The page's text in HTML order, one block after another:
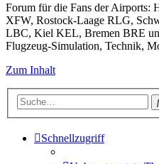
Forum für die Fans der Airports:
XFW, Rostock-Laage RLG,
LBC, Kiel KEL, Bremen BRE
Flugzeug-Simulation, Technik,
Zum Inhalt
Schnellzugriff